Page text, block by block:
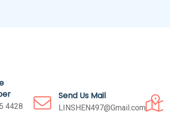
4428
Send Us Mail
LINSHEN497@Gmail.com